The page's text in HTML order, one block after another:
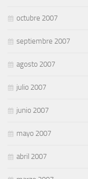
octubre 2007
septiembre 2007
agosto 2007
julio 2007
junio 2007
mayo 2007
abril 2007